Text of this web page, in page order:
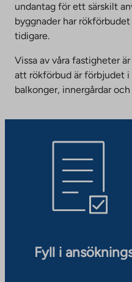
undantag för ett särskilt
byggnader har
tidigare.
Vissa av våra fastigheter
att rökförbud är förbjudet
balkonger, innergårdar
Fyll i